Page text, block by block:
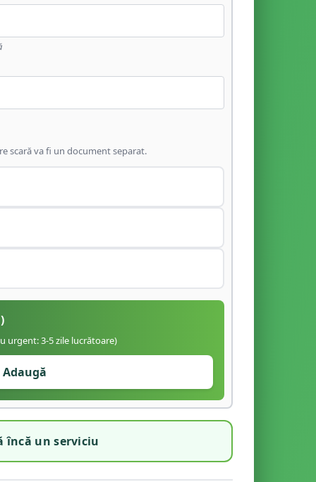
scară va fi un document separat.
urgent: 3-5 zile lucrătoare)
Adaugă
încă un serviciu